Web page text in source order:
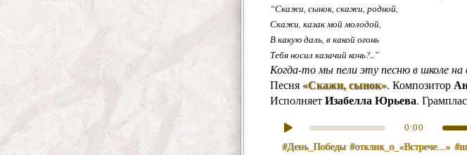
“Скажи, сынок, скажи, родной,
Скажи, казак мой молодой,
В какую даль, в какой огонь
Тебя носил казачий конь?..”
Когда-то мы пели эту песню в школе на
Песня«Скажи, сынок». Композитор
ИсполняетИзабелла Юрьева.
0:00
#День_Победы #отклик_о_«Встрече...»